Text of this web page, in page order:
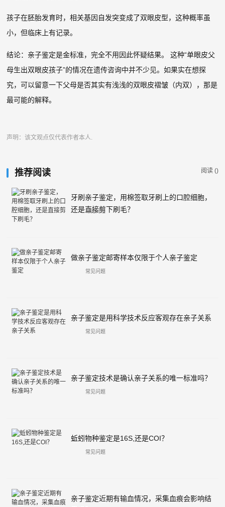
孩子在胚胎发育时，相关基因自发突变成了双眼皮型，这种概率虽
小，但临床上有记录。
结论：亲子鉴定是金标准，完全不用因此怀疑结果。 这种“单眼皮父
母生出双眼皮孩子”的情况在遗传咨询中并不少见。如果实在想探
究，可以留意一下父母是否其实有浅浅的双眼皮褶皱（内双），那是
最可能的解释。
声明：该文观点仅代表作者本人.
阅读 ()
推荐阅读
牙刷亲子鉴定，用棉签取牙刷上的口腔细胞，
还是直接剪下刷毛？
常见问题
做亲子鉴定邮寄样本仅限于个人亲子鉴定
常见问题
亲子鉴定是用科学技术反应客观存在亲子关系
常见问题
亲子鉴定技术是确认亲子关系的唯一标准吗？
常见问题
蚯蚓物种鉴定是16S,还是COI？
常见问题
亲子鉴定近期有输血情况，采集血痕会影响结